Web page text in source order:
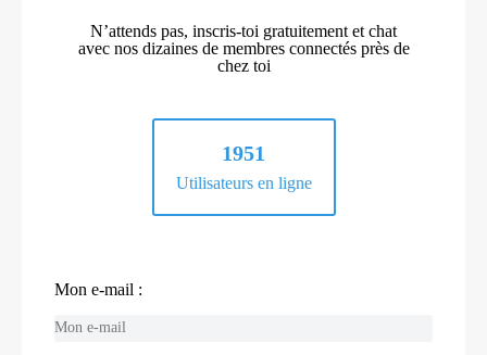
N’attends pas, inscris-toi gratuitement et chat
avec nos dizaines de membres connectés près de
chez toi
1951
Utilisateurs en ligne
Mon e-mail :